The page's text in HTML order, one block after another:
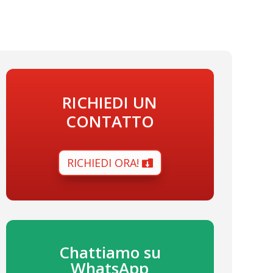
RICHIEDI UN
CONTATTO
RICHIEDI ORA!
Chattiamo su
WhatsApp